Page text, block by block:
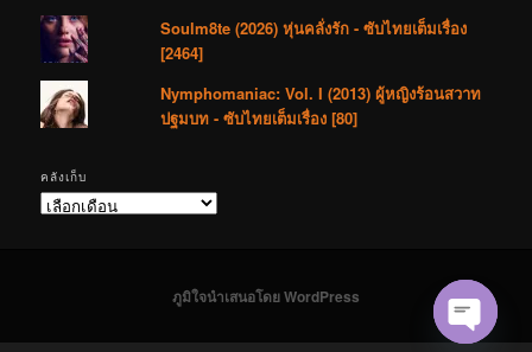
Soulm8te (2026) หุ่นคลั่งรัก - ซับไทยเต็มเรื่อง
[2464]
Nymphomaniac: Vol. I (2013) ผู้หญิงร้อนสวาท
ปฐมบท - ซับไทยเต็มเรื่อง [80]
คลังเก็บ
คลัง
ภูมิใจนำเสนอโดย WordPress